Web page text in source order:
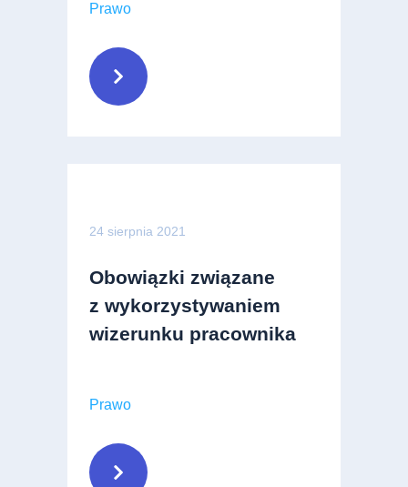
Prawo
24 sierpnia 2021
Obowiązki związane
z wykorzystywaniem
wizerunku pracownika
Prawo